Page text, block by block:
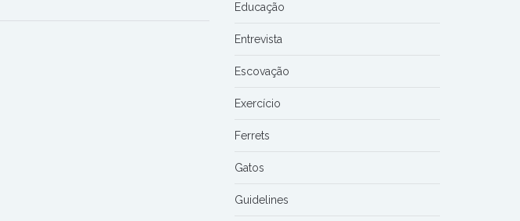
Educação
Entrevista
Escovação
Exercício
Ferrets
Gatos
Guidelines